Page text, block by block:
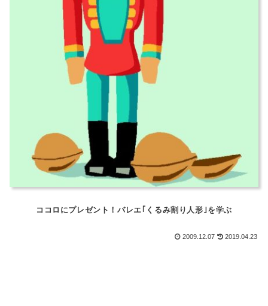
ココロにプレゼント！バレエ｢くるみ割り人形｣を学ぶ
2009.12.07 2019.04.23